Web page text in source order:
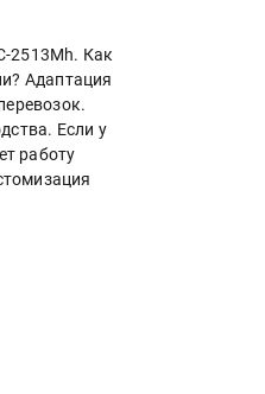
2513Mh. Как
Адаптация
Если у
работу